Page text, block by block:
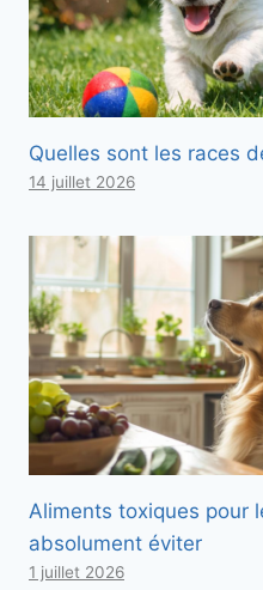
Quelles sont les races
14 juillet 2026
Aliments toxiques pour
absolument éviter
1 juillet 2026